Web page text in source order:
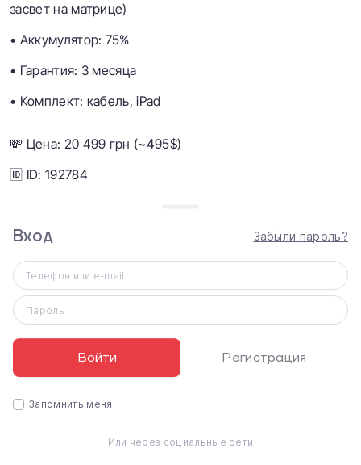
засвет на матрице)
• Аккумулятор: 75%
• Гарантия: 3 месяца
• Комплект: кабель, iPad
💸 Цена: 20 499 грн (~495$)
🆔 ID: 192784
Характеристики
Оперативная память
8 ГБ
Дата презентации продукта
апрель 2021
Основная камера
Вход Забыли пароль?
Телефон или e-mail
Пароль
Войти Регистрация
Запомнить меня
Или через социальные сети